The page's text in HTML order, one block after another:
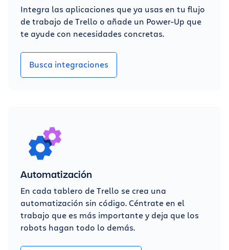
Integra las aplicaciones que ya usas en tu flujo
de trabajo de Trello o añade un Power-Up que
te ayude con necesidades concretas.
Busca integraciones
Automatización
En cada tablero de Trello se crea una
automatización sin código. Céntrate en el
trabajo que es más importante y deja que los
robots hagan todo lo demás.